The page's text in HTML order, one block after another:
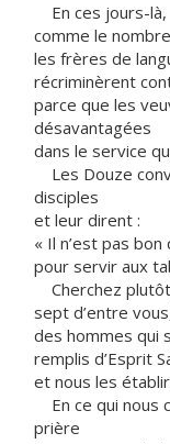
En ces jours-là,
comme le
les frères de
récriminèrent
parce que les
désavantagées
dans le service
Les Douze
disciples
et leur dirent :
« Il n’est pas
pour servir aux
Cherchez
sept d’entre
des hommes qui
remplis d’Esprit
et nous les
En ce qui nous
prière